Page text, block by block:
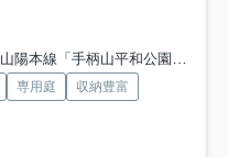
山陽本線「手柄山平和公園」駅 徒歩25分
専用庭
収納豊富